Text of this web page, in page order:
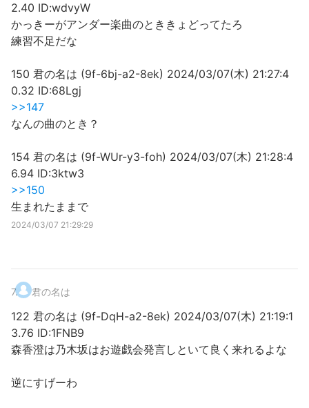
2.40 ID:wdvyW
かっきーがアンダー楽曲のとききょどってたろ
練習不足だな
150 君の名は (9f-6bj-a2-8ek) 2024/03/07(木) 21:27:4
0.32 ID:68Lgj
>>147
なんの曲のとき？
154 君の名は (9f-WUr-y3-foh) 2024/03/07(木) 21:28:4
6.94 ID:3ktw3
>>150
生まれたままで
2024/03/07 21:29:29
7. 君の名は
122 君の名は (9f-DqH-a2-8ek) 2024/03/07(木) 21:19:1
3.76 ID:1FNB9
森香澄は乃木坂はお遊戯会発言しといて良く来れるよな
逆にすげーわ